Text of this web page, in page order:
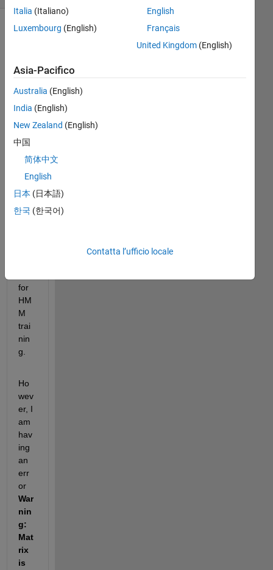
I
e
an
extr
ed
feat
for
HM
M
trai
nin
g.
Ho
wev
er, I
am
hav
ing
an
err
or
War
nin
g:
Mat
rix
is
Italia (Italiano)
Luxembourg (English)
English
Français
United Kingdom(English)
Asia-Pacifico
Australia (English)
India (English)
New Zealand (English)
中国
简体中文
English
日本 (日本語)
한국 (한국어)
Contatta l’ufficio locale